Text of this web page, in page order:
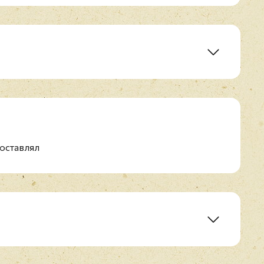
Lis)
(Eu sei que vou te amar)
Ana Carolina